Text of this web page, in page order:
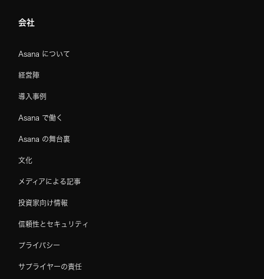
会社
Asana について
経営陣
導入事例
Asana で働く
Asana の舞台裏
文化
メディアによる記事
投資家向け情報
信頼性とセキュリティ
プライバシー
サプライヤーの責任